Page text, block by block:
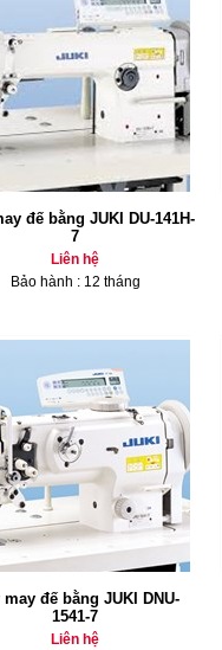
đế bằng JUKI DU-141H-
7
Liên hệ
Bảo hành : 12 tháng
may đế bằng JUKI DNU-
1541-7
Liên hệ